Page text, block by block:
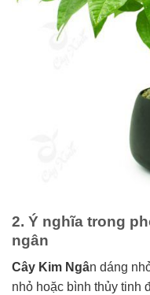
2. Ý nghĩa trong
ngân
Cây Kim Ngân dáng
nhỏ hoặc bình thủy tinh